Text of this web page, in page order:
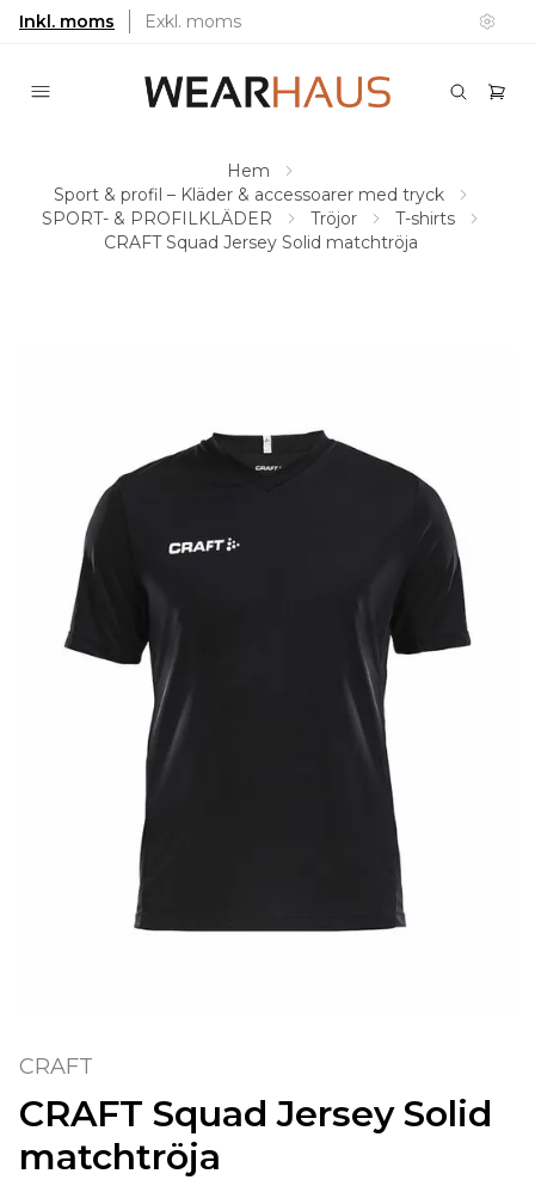
Inkl. moms Exkl. moms
Hem
Sport & profil – Kläder & accessoarer med tryck
SPORT- & PROFILKLÄDER
Tröjor
T-shirts
CRAFT Squad Jersey Solid matchtröja
CRAFT
CRAFT Squad Jersey Solid
matchtröja